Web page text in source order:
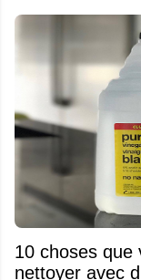
10 choses que
nettoyer avec